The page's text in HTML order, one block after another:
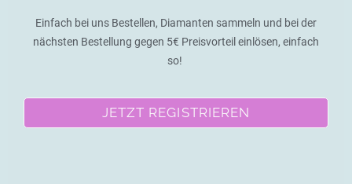
Einfach bei uns Bestellen, Diamanten sammeln und bei der
nächsten Bestellung gegen 5€ Preisvorteil einlösen, einfach
so!
JETZT REGISTRIEREN